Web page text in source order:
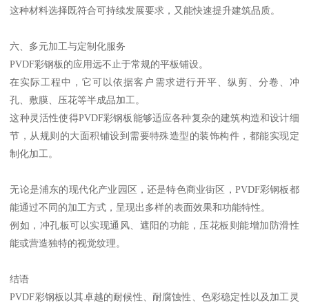
这种材料选择既符合可持续发展要求，又能快速提升建筑品质。
六、多元加工与定制化服务
PVDF彩钢板的应用远不止于常规的平板铺设。
在实际工程中，它可以依据客户需求进行开平、纵剪、分卷、冲
孔、敷膜、压花等半成品加工。
这种灵活性使得PVDF彩钢板能够适应各种复杂的建筑构造和设计细
节，从规则的大面积铺设到需要特殊造型的装饰构件，都能实现定
制化加工。
无论是浦东的现代化产业园区，还是特色商业街区，PVDF彩钢板都
能通过不同的加工方式，呈现出多样的表面效果和功能特性。
例如，冲孔板可以实现通风、遮阳的功能，压花板则能增加防滑性
能或营造独特的视觉纹理。
结语
PVDF彩钢板以其卓越的耐候性、耐腐蚀性、色彩稳定性以及加工灵